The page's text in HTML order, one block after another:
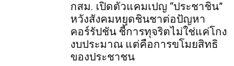
กสม. เปิดตัวแคมเปญ “ประชาชิน”
หวังสังคมหยุดชินชาต่อปัญหา
คอร์รัปชัน ชี้การทุจริตไม่ใช่แค่โกง
งบประมาณ แต่คือการขโมยสิทธิ
ของประชาชน